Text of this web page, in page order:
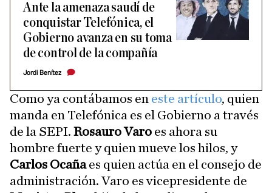
Ante la amenaza saudí de
conquistar Telefónica, el
Gobierno avanza en su toma
de control de la compañía
Jordi Benítez
Como ya contábamos en este artículo, quien
manda en Telefónica es el Gobierno a través
de la SEPI. Rosauro Varo es ahora su
hombre fuerte y quien mueve los hilos, y
Carlos Ocañaes quien actúa en el consejo de
administración. Varo es vicepresidente de